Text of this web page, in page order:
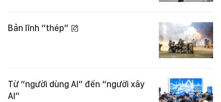
Bản lĩnh “thép”
Từ “người dùng AI” đến “người xây
AI”